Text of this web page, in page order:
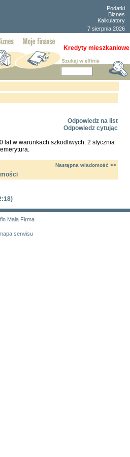
Podatki
Biznes
Kalkulatory
7 sierpnia 2026
Kredyty mieszkaniowe
Odpowiedz na list
Odpowiedz cytując
lat w warunkach szkodliwych. 2 stycznia
Następna wiadomość >>
Mała Firma
serwisu